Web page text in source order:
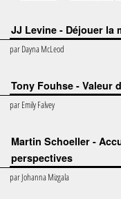
JJ Levine - Déjouer la
parDayna McLeod
Tony Fouhse - Valeur
parEmily Falvey
Martin Schoeller -
perspectives
parJohanna Mizgala